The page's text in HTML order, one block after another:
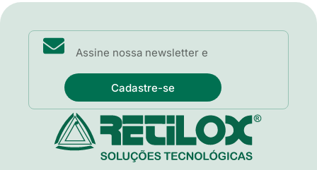
Cadastre-se